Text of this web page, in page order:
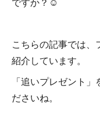
こちらの記事では
紹介しています。
「追いプレゼント
ださいね。